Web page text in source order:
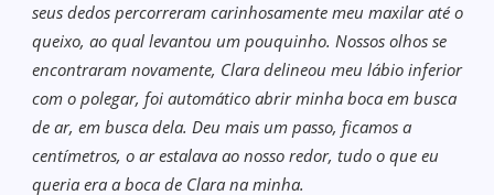
seus dedos percorreram carinhosamente meu maxilar até o
queixo, ao qual levantou um pouquinho. Nossos olhos se
encontraram novamente, Clara delineou meu lábio inferior
com o polegar, foi automático abrir minha boca em busca
de ar, em busca dela. Deu mais um passo, ficamos a
centímetros, o ar estalava ao nosso redor, tudo o que eu
queria era a boca de Clara na minha.